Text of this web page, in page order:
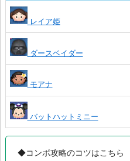
レイア姫
ダースベイダー
モアナ
バットハットミニー
◆コンボ攻略のコツはこちら